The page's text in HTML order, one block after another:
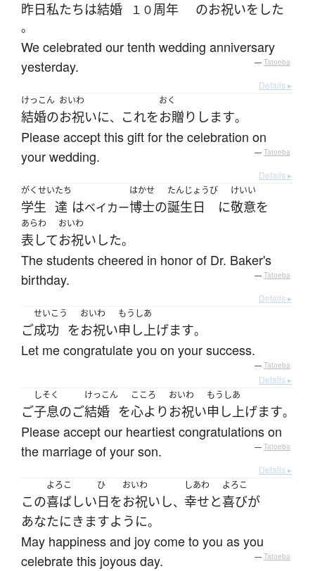
昨日私たちは結婚 １０周年 のお祝いを した
。
We celebrated our tenth wedding anniversary
yesterday.
— Tatoeba
Details ▸
けっこん
結婚の
おいわ
お祝いに、 これを
おく
お贈り します。
Please accept this gift for the celebration on
your wedding.
— Tatoeba
Details ▸
がくせい
学生
たち
達 はベイカー
はかせ
博士の
たんじょうび
誕生日 に
けいい
敬意を
あらわ
表して
おいわ
お祝い した。
The students cheered in honor of Dr. Baker's
birthday.
— Tatoeba
Details ▸
ご
せいこう
成功 を
おいわ
お祝い
もうしあ
申し上げます。
Let me congratulate you on your success.
— Tatoeba
Details ▸
ご
しそく
子息のご
けっこん
結婚 を
こころ
心より
おいわ
お祝い
もうしあ
申し上げます。
Please accept our heartiest congratulations on
the marriage of your son.
— Tatoeba
Details ▸
この
よろこ
喜ばしい
ひ
日 を
おいわ
お祝い し、
しあわ
幸せと
よろこ
喜びが
あなたにきますように。
May happiness and joy come to you as you
celebrate this joyous day.
— Tatoeba